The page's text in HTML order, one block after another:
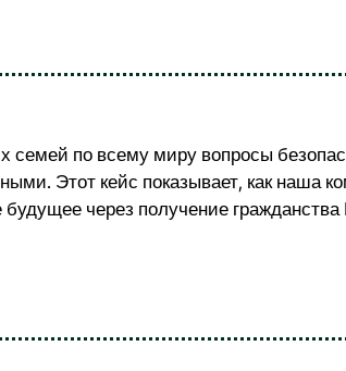
семей по всему миру вопросы
Этот кейс показывает, как наша
будущее через получение гражданства